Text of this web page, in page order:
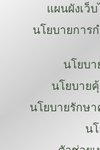
แผนผังเว็
นโยบายการ
นโยบ
นโยบาย
นโยบายรักษ
น